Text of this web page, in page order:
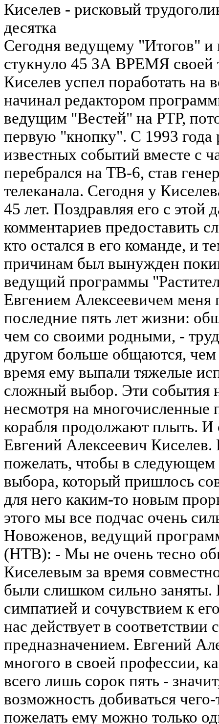
Киселев - рисковый
десятка
Сегодня ведущему "Итогов" и
стукнуло 45 ЗА ВРЕМЯ своей
Киселев успел поработать на
начинал редактором
ведущим "Вестей" на РТР,
первую "кнопку". С 1993
известных событий вместе с
перебрался на ТВ-6, став
телеканала. Сегодня у
45 лет. Поздравляя его с этой
комментариев предоставить
кто остался в его команде, и
причинам был вынужден
ведущий программы
Евгением Алексеевичем меня
последние пять лет жизни:
чем со своими родными, -
другом больше общаются,
время ему выпали тяжелые
сложный выбор. Эти события
несмотря на многочисленные
корабля продолжают плыть. И
Евгений Алексеевич
пожелать, чтобы в следующем
выбора, который пришлось
для него каким-то новым
этого мы все подчас очень
Новоженов, ведущий
(НТВ): - Мы не очень тесно
Киселевым за время
были слишком сильно
симпатией и сочувствием к
нас действует в соответствии
предназначением. Евгений
многого в своей профессии,
всего лишь сорок пять -
возможность добиваться
пожелать ему можно только